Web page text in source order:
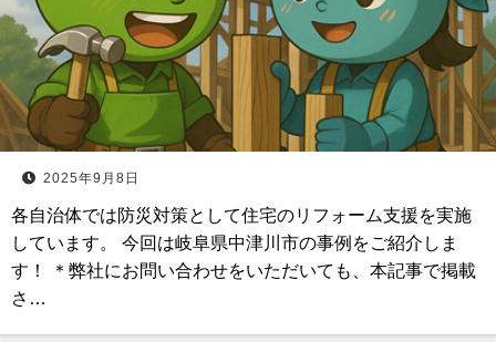
2025年9月8日
各自治体では防災対策として住宅のリフォーム支援を実施
しています。 今回は岐阜県中津川市の事例をご紹介しま
す！ ＊弊社にお問い合わせをいただいても、本記事で掲載
さ…